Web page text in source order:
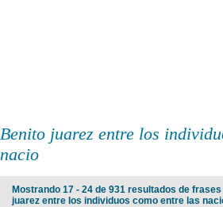
Benito juarez entre los
nacio
Mostrando 17 - 24 de 931 resultados de
juarez entre los individuos como entre las